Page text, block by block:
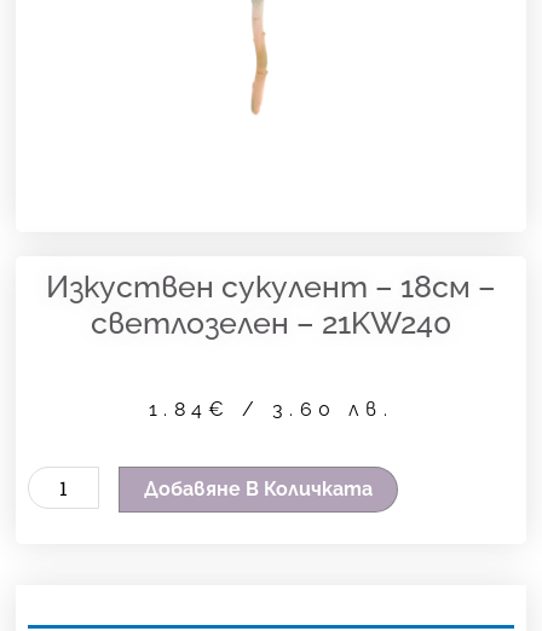
Изкуствен сукулент – 18см –
светлозелен – 21KW240
1.84€ / 3.60 лв.
количество
-
Добавяне В Количката